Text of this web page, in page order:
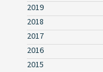
2019
2018
2017
2016
2015